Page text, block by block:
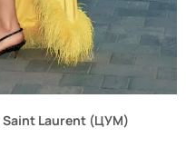
Saint Laurent (ЦУМ)